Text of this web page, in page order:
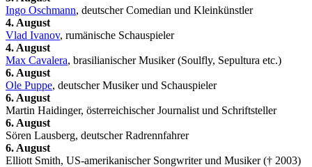
Ingo Oschmann, deutscher Comedian und Kleinkünstler
4. August
Vlad Ivanov, rumänische Schauspieler
4. August
Max Cavalera, brasilianischer Musiker (Soulfly, Sepultura etc.)
6. August
Ole Puppe, deutscher Musiker und Schauspieler
6. August
Martin Haidinger, österreichischer Journalist und Schriftsteller
6. August
Sören Lausberg, deutscher Radrennfahrer
6. August
Elliott Smith, US-amerikanischer Songwriter und Musiker († 2003)